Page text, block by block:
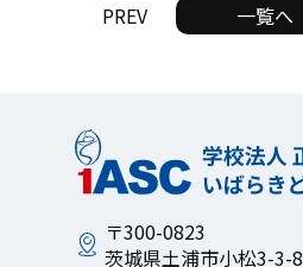
PREV 一覧へ
〒300-0823
茨城県土浦市小松3-3-8